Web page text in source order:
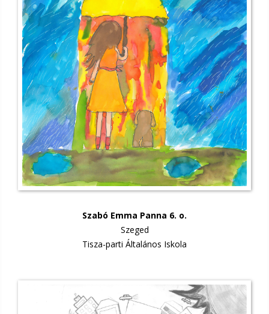
Szabó Emma Panna 6. o.
Szeged
Tisza-parti Általános Iskola